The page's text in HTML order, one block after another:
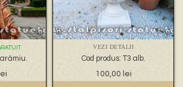
lei
VEZI DETALII
Cod produs: T3 alb.
100,00 lei